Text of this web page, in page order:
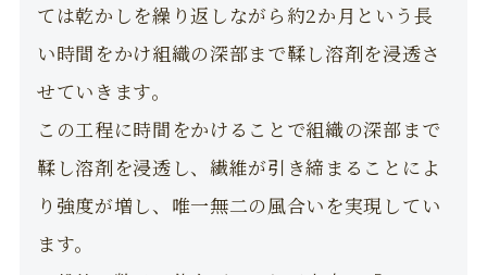
ては乾かしを繰り返しながら約2か月という長
い時間をかけ組織の深部まで鞣し溶剤を浸透さ
せていきます。
この工程に時間をかけることで組織の深部まで
鞣し溶剤を浸透し、繊維が引き締まることによ
り強度が増し、唯一無二の風合いを実現してい
ます。